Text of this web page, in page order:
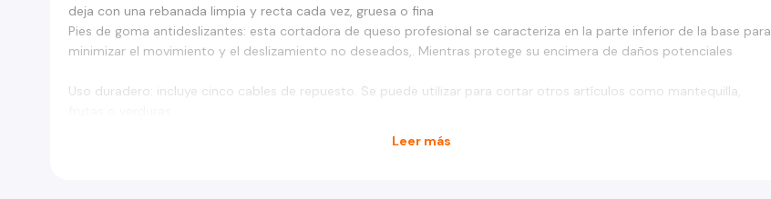
deja con una rebanada limpia y recta cada vez, gruesa o fina
Pies de goma antideslizantes: esta cortadora de queso profesional se caracteriza en la parte inferior de la base para
minimizar el movimiento y el deslizamiento no deseados,. Mientras protege su encimera de daños potenciales
Uso duradero: incluye cinco cables de repuesto. Se puede utilizar para cortar otros artículos como mantequilla,
Leer más